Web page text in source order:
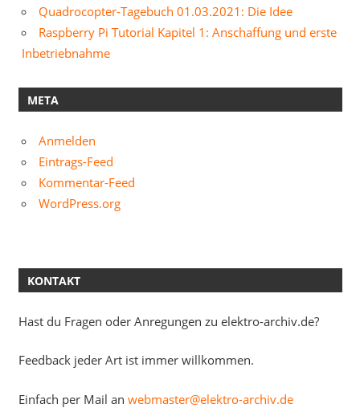
Quadrocopter-Tagebuch 01.03.2021: Die Idee
Raspberry Pi Tutorial Kapitel 1: Anschaffung und erste
Inbetriebnahme
META
Anmelden
Eintrags-Feed
Kommentar-Feed
WordPress.org
KONTAKT
Hast du Fragen oder Anregungen zu elektro-archiv.de?
Feedback jeder Art ist immer willkommen.
Einfach per Mail an webmaster@elektro-archiv.de